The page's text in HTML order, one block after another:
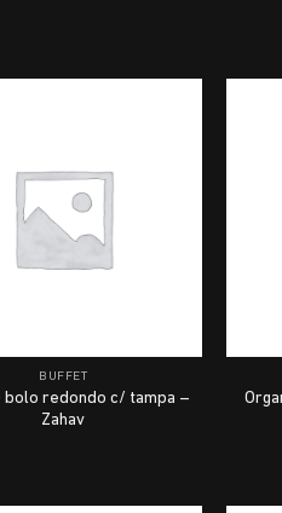
BUFFET
bolo redondo c/ tampa –
Zahav